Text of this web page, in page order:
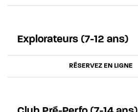
Explorateurs (7-12 ans)
RÉSERVEZ EN LIGNE